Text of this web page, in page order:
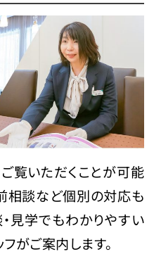
覧いただくことが可能
相談など個別の対応も
見学でもわかりやすい
がご案内します。